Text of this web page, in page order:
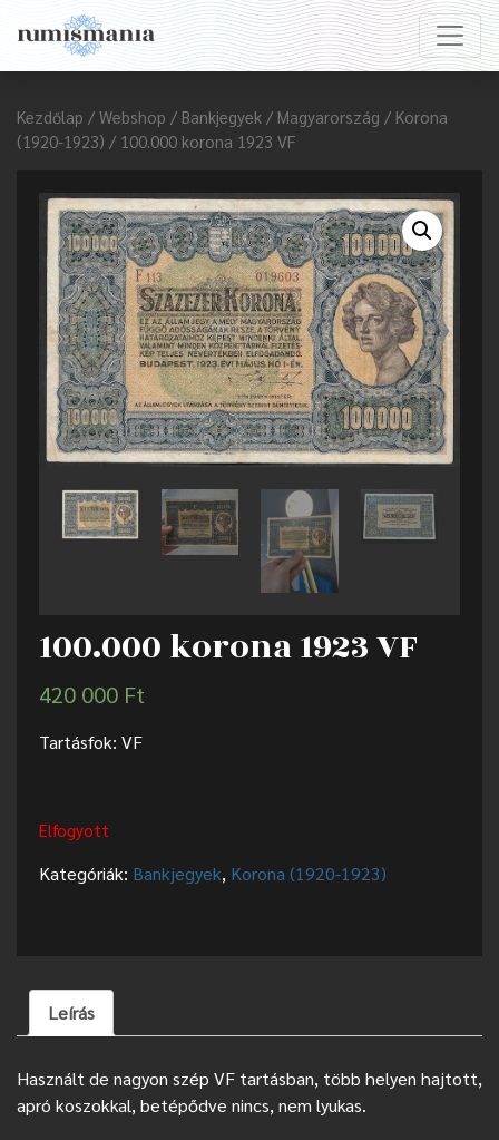
Kezdőlap / Webshop / Bankjegyek / Magyarország / Korona
(1920-1923) / 100.000 korona 1923 VF
100.000 korona 1923 VF
420 000 Ft
Tartásfok: VF
Elfogyott
Kategóriák: Bankjegyek, Korona (1920-1923)
Leírás
Használt de nagyon szép VF tartásban, több helyen hajtott,
apró koszokkal, betépődve nincs, nem lyukas.